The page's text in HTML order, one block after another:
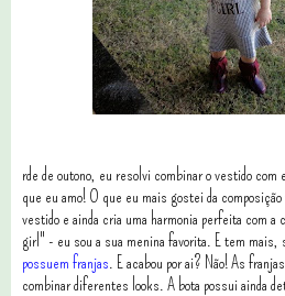
rde de outono, eu resolvi combinar o vestido com
que eu amo! O que eu mais gostei da
vestido e ainda cria uma harmonia perfeita com a
girl" - eu sou a sua menina favorita. E tem mais,
possuem franjas. E acabou por ai? Não! As
combinar diferentes looks. A bota possui ainda